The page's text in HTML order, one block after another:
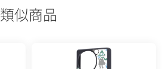
類似商品